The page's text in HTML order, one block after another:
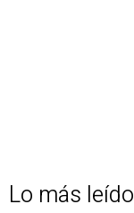
Lo más leído